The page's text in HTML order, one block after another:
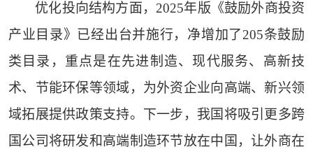
优化投向结构方面，2025年版《鼓励外商投资
产业目录》已经出台并施行，净增加了205条鼓励
类目录，重点是在先进制造、现代服务、高新技
术、节能环保等领域，为外资企业向高端、新兴领
域拓展提供政策支持。下一步，我国将吸引更多跨
国公司将研发和高端制造环节放在中国，让外商在